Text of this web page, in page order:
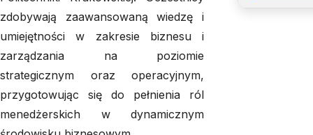
zdobywają zaawansowaną wiedzę i
umiejętności w zakresie biznesu i
zarządzania na poziomie
strategicznym oraz operacyjnym,
przygotowując się do pełnienia ról
menedżerskich w dynamicznym